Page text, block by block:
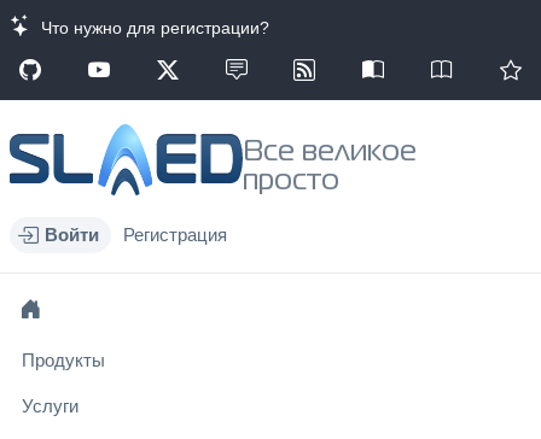
Что нужно для регистрации?
Все великое
просто
Войти Регистрация
Продукты
Услуги